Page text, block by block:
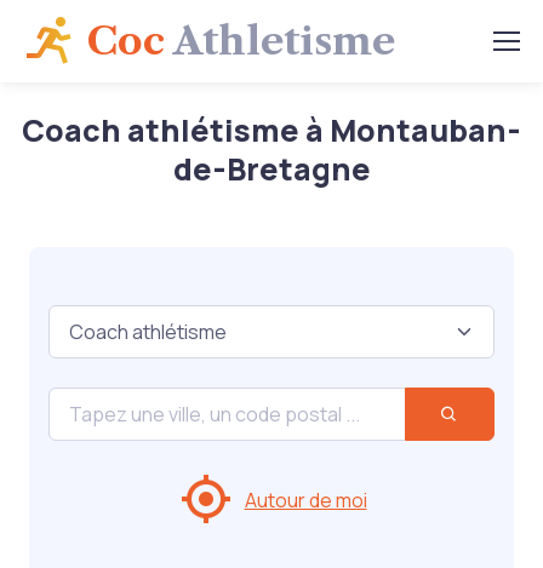
CocAthletisme
Coach athlétisme à Montauban-
de-Bretagne
Autour de moi